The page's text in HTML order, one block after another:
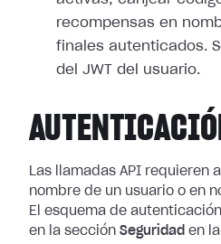
recompensas en
finales autenticados.
del JWT del usuario.
Las llamadas API requieren
nombre de un usuario o en
El esquema de
en la sección Seguridad en